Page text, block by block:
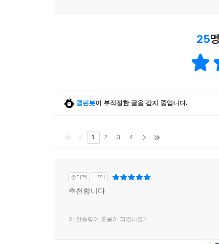
25
클린봇이 부적절한 글을 감지 중입니다.
1 2 3 4
종이책 구매
추천합니다
이 한줄평이 도움이 되었나요?